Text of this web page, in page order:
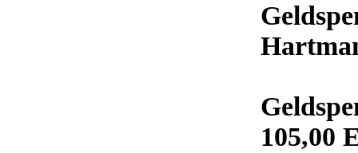
105,00